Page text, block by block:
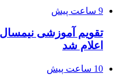
9 ساعت پیش
تقویم آموزشی
اعلام شد
10 ساعت پیش